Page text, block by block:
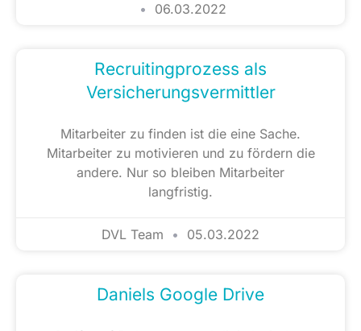
06.03.2022
Recruitingprozess als
Versicherungsvermittler
Mitarbeiter zu finden ist die eine Sache.
Mitarbeiter zu motivieren und zu fördern die
andere. Nur so bleiben Mitarbeiter
langfristig.
DVL Team 05.03.2022
Daniels Google Drive